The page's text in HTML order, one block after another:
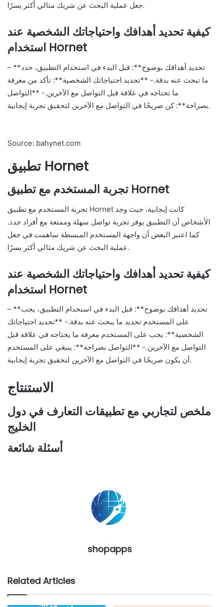
جعل عملية البحث عن شريك مثالي أكثر يسرًا.
كيفية تحديد أهدافك واحتياجاتك الشخصية عند
استخدام Hornet
– **تحديد أهدافك بوضوح**: قبل البدء في استخدام التطبيق، حدد
ما تبحث عنه بدقة.- **تحديد احتياجاتك الشخصية**: تأكد من معرفة
ما تحتاجه في علاقة قبل التواصل مع الآخرين.- **التواصل
بصراحة**: كن صريحًا في التواصل مع الآخرين لتحقيق تجربة إيجابية.
Source: bahynet.com
تطبيق Hornet
تجربة المستخدم مع تطبيق Hornet
تجربة المستخدم مع تطبيق Hornet كانت إيجابية، حيث وجد
الأشخاص أن التطبيق يوفر تجربة تواصل سهلة وممتعة مع أفراد جدد.
كما اعتبر البعض أن واجهة المستخدم المبسطة ساهمت في جعل
عملية البحث عن شريك مثالي أكثر يسرًا.
كيفية تحديد أهدافك واحتياجاتك الشخصية عند
استخدام Hornet
– **تحديد أهدافك بوضوح**: قبل البدء في استخدام التطبيق، يجب
على المستخدم تحديد ما يبحث عنه بدقة.- **تحديد احتياجاتك
الشخصية**: يجب على المستخدم معرفة ما يحتاجه في علاقة قبل
التواصل مع الآخرين.- **التواصل بصراحة**: ينبغي على المستخدم
أن يكون صريحًا في التواصل مع الآخرين لتحقيق تجربة إيجابية.
الاستنتاج
ملخص لتجاربي مع تطبيقات التعارف في دول
الخليج
أسئلة شائعة
shopapps
Related Articles